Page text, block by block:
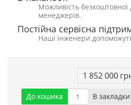
Можливість
менеджерів.
Постійна сервісна
Наші інженери
1 852 000
До кошика В закладки